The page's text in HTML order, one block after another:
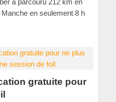
en seulement 8 h
gratuite pour